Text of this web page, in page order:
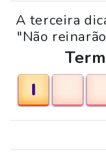
A terceira
"Não
I